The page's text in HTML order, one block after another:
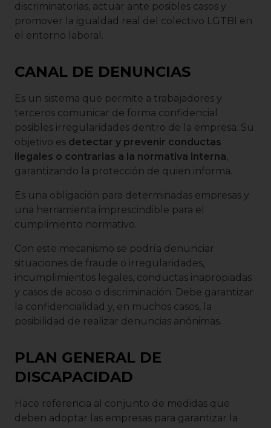
discriminatorias, actuar ante posibles casos y
promover la igualdad real del colectivo LGTBI en
el entorno laboral.
CANAL DE DENUNCIAS
Es un sistema que permite a trabajadores y
terceros comunicar de forma confidencial
posibles irregularidades dentro de la empresa. Su
objetivo es detectar y prevenir conductas
ilegales o contrarias a la normativa interna,
garantizando la protección de quien informa.
Es una obligación para determinadas empresas y
una herramienta imprescindible para el
cumplimiento normativo.
Con este mecanismo se podría denunciar
situaciones de fraude o irregularidades,
incumplimientos legales, conductas inapropiadas
y casos de acoso o discriminación. Debe garantizar
la confidencialidad y, en muchos casos, la
posibilidad de realizar denuncias anónimas.
PLAN GENERAL DE
DISCAPACIDAD
Hace referencia al conjunto de medidas que
deben adoptar las empresas para garantizar la